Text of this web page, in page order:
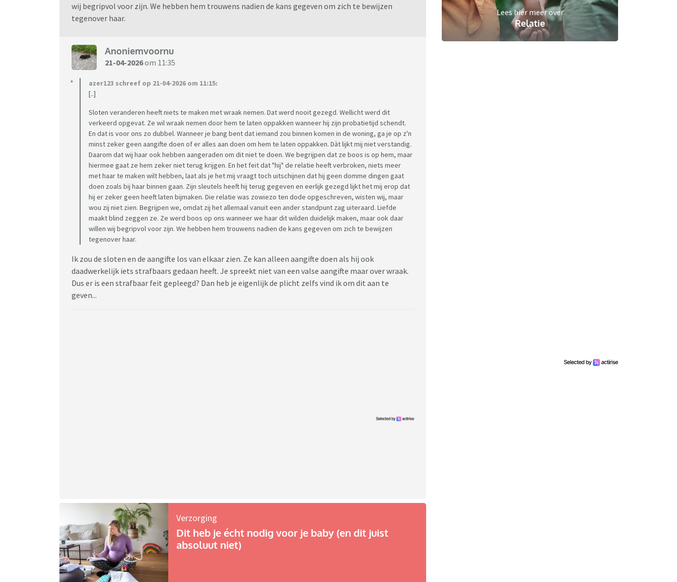
wij begripvol voor zijn. We hebben hem trouwens nadien de kans gegeven om zich te bewijzen
tegenover haar.
Anoniemvoornu
21-04-2026om 11:35
azer123 schreef op 21-04-2026 om 11:15:
[..]
Sloten veranderen heeft niets te maken met wraak nemen. Dat werd nooit gezegd. Wellicht werd dit
verkeerd opgevat. Ze wil wraak nemen door hem te laten oppakken wanneer hij zijn probatietijd schendt.
En dat is voor ons zo dubbel. Wanneer je bang bent dat iemand zou binnen komen in de woning, ga je op z'n
minst zeker geen aangifte doen of er alles aan doen om hem te laten oppakken. Dàt lijkt mij niet verstandig.
Daarom dat wij haar ook hebben aangeraden om dit niet te doen. We begrijpen dat ze boos is op hem, maar
hiermee gaat ze hem zeker niet terug krijgen. En het feit dat "hij" de relatie heeft verbroken, niets meer
met haar te maken wilt hebben, laat als je het mij vraagt toch uitschijnen dat hij geen domme dingen gaat
doen zoals bij haar binnen gaan. Zijn sleutels heeft hij terug gegeven en eerlijk gezegd lijkt het mij erop dat
hij er zeker geen heeft laten bijmaken. Die relatie was zowiezo ten dode opgeschreven, wisten wij, maar
wou zij niet zien. Begrijpen we, omdat zij het allemaal vanuit een ander standpunt zag uiteraard. Liefde
maakt blind zeggen ze. Ze werd boos op ons wanneer we haar dit wilden duidelijk maken, maar ook daar
willen wij begripvol voor zijn. We hebben hem trouwens nadien de kans gegeven om zich te bewijzen
tegenover haar.
Ik zou de sloten en de aangifte los van elkaar zien. Ze kan alleen aangifte doen als hij ook
daadwerkelijk iets strafbaars gedaan heeft. Je spreekt niet van een valse aangifte maar over wraak.
Dus er is een strafbaar feit gepleegd? Dan heb je eigenlijk de plicht zelfs vind ik om dit aan te
geven...
Verzorging
Dit heb je écht nodig voor je baby (en dit juist
absoluut niet)
Lees hier meer over
Relatie